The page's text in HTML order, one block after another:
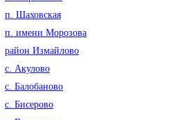
п. Шаховская
п. имени Морозова
район Измайлово
с. Акулово
с. Балобаново
с. Бисерово